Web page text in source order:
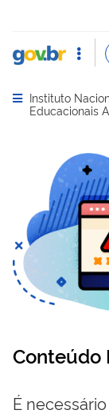
Abrir menu
Instituto
Educacionais
Conteúdo
É